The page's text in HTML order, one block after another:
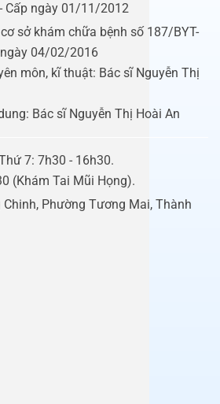
Cấp ngày 01/11/2012
sở khám chữa bệnh số 187/BYT-
04/02/2016
môn, kĩ thuật: Bác sĩ Nguyễn Thị
Bác sĩ Nguyễn Thị Hoài An
7: 7h30 - 16h30.
(Khám Tai Mũi Họng).
Chinh, Phường Tương Mai, Thành